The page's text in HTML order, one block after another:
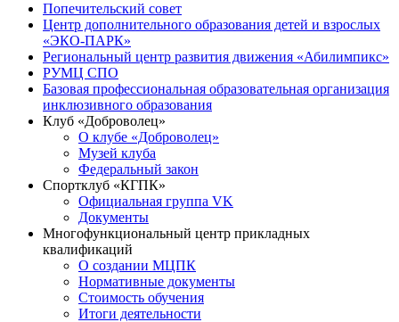
Попечительский совет
Центр дополнительного образования детей и взрослых
«ЭКО-ПАРК»
Региональный центр развития движения «Абилимпикс»
РУМЦ СПО
Базовая профессиональная образовательная организация
инклюзивного образования
Клуб «Доброволец»
О клубе «Доброволец»
Музей клуба
Федеральный закон
Спортклуб «КГПК»
Официальная группа VK
Документы
Многофункциональный центр прикладных
квалификаций
О создании МЦПК
Нормативные документы
Стоимость обучения
Итоги деятельности